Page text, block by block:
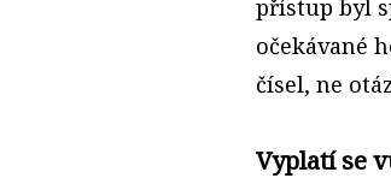
přístup byl
očekávané
čísel, ne
Vyplatí se